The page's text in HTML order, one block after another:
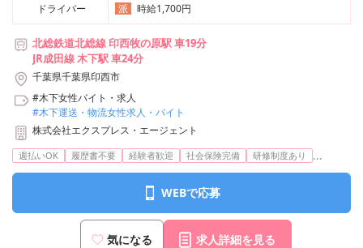
ドライバー
派 時給1,700円
北総鉄道北総線 印西牧の原駅 車19分
JR成田線 木下駅 車24分
千葉県千葉県印西市
#木下女性バイト・求人
#木下運送・物流女性求人・バイト
株式会社エクスプレス・エージェント
週払いOK 履歴書不要 経験者歓迎 社会保険完備 研修制度あり ...
WEBで応募
気になる 求人詳細を見る